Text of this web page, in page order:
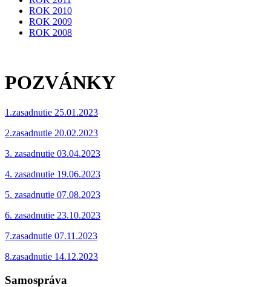
ROK 2010
ROK 2009
ROK 2008
POZVÁNKY
1.zasadnutie 25.01.2023
2.zasadnutie 20.02.2023
3. zasadnutie 03.04.2023
4. zasadnutie 19.06.2023
5. zasadnutie 07.08.2023
6. zasadnutie 23.10.2023
7.zasadnutie 07.11.2023
8.zasadnutie 14.12.2023
Samospráva